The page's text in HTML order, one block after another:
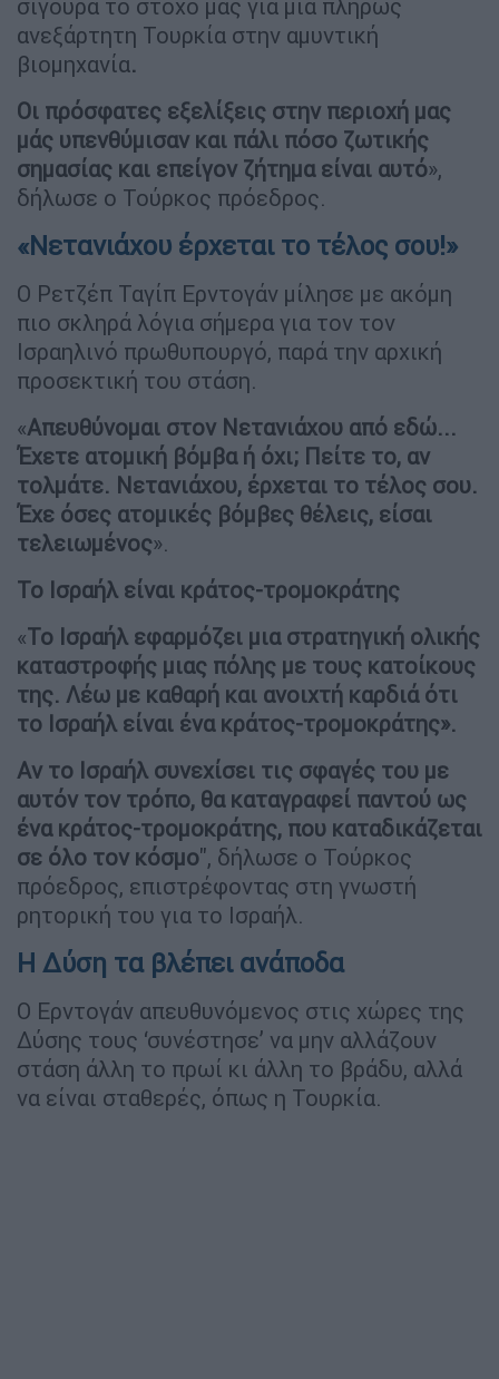
σίγουρα το στόχο μας για μια πλήρως
ανεξάρτητη Τουρκία στην αμυντική
βιομηχανία.
Οι πρόσφατες εξελίξεις στην περιοχή μας
μάς υπενθύμισαν και πάλι πόσο ζωτικής
σημασίας και επείγον ζήτημα είναι αυτό»,
δήλωσε ο Τούρκος πρόεδρος.
«Νετανιάχου έρχεται το τέλος σου!»
Ο Ρετζέπ Ταγίπ Ερντογάν μίλησε με ακόμη
πιο σκληρά λόγια σήμερα για τον τον
Ισραηλινό πρωθυπουργό, παρά την αρχική
προσεκτική του στάση.
«Απευθύνομαι στον Νετανιάχου από εδώ...
Έχετε ατομική βόμβα ή όχι; Πείτε το, αν
τολμάτε. Νετανιάχου, έρχεται το τέλος σου.
Έχε όσες ατομικές βόμβες θέλεις, είσαι
τελειωμένος».
Το Ισραήλ είναι κράτος-τρομοκράτης
«Το Ισραήλ εφαρμόζει μια στρατηγική ολικής
καταστροφής μιας πόλης με τους κατοίκους
της. Λέω με καθαρή και ανοιχτή καρδιά ότι
το Ισραήλ είναι ένα κράτος-τρομοκράτης».
Αν το Ισραήλ συνεχίσει τις σφαγές του με
αυτόν τον τρόπο, θα καταγραφεί παντού ως
ένα κράτος-τρομοκράτης, που καταδικάζεται
σε όλο τον κόσμο", δήλωσε ο Τούρκος
πρόεδρος, επιστρέφοντας στη γνωστή
ρητορική του για το Ισραήλ.
Η Δύση τα βλέπει ανάποδα
Ο Ερντογάν απευθυνόμενος στις χώρες της
Δύσης τους ‘συνέστησε’ να μην αλλάζουν
στάση άλλη το πρωί κι άλλη το βράδυ, αλλά
να είναι σταθερές, όπως η Τουρκία.